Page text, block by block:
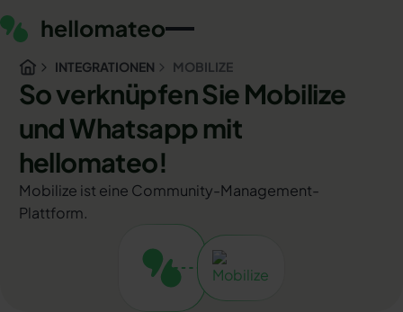
INTEGRATIONEN MOBILIZE
So verknüpfen Sie Mobilize
und Whatsapp mit
hellomateo!
Mobilize ist eine Community-Management-
Plattform.